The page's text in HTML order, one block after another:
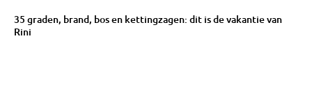
35 graden, brand, bos en kettingzagen: dit is de vakantie van
Rini